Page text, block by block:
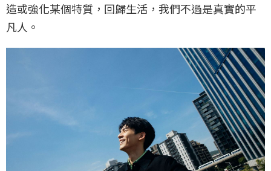
造或強化某個特質，回歸生活，我們不過是真實的平
凡人。